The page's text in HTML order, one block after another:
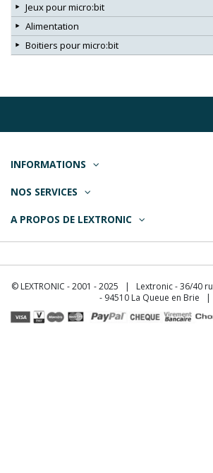
Jeux pour micro:bit
Alimentation
Boitiers pour micro:bit
INFORMATIONS
NOS SERVICES
A PROPOS DE LEXTRONIC
© LEXTRONIC - 2001 - 2025 | Lextronic - 36/40
- 94510 La Queue en Brie |